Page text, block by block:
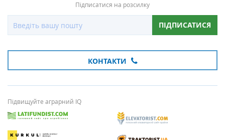
Підписатися на розсилку
ПІДПИСАТИСЯ
КОНТАКТИ
Підвищуйте аграрний IQ